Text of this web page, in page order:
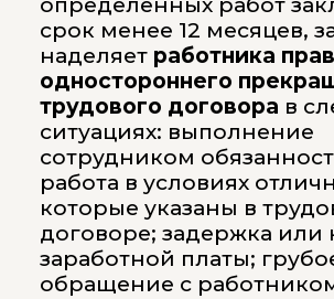
срок менее 12 месяцев,
наделяет работника
одностороннего
трудового договора в
ситуациях: выполнение
сотрудником
работа в условиях
которые указаны в
договоре; задержка или
заработной платы;
обращение с